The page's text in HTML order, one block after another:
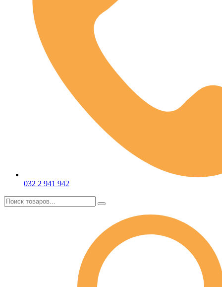
032 2 941 942